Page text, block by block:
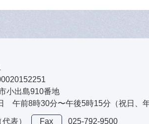
小出島910番地
午前8時30分〜午後5時15分（祝日、
表） Fax 025-792-9500